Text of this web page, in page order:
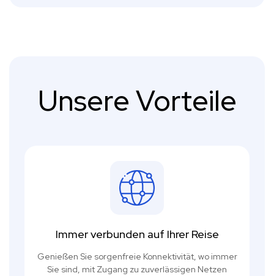
Unsere Vorteile
Immer verbunden auf Ihrer Reise
Genießen Sie sorgenfreie Konnektivität, wo immer
Sie sind, mit Zugang zu zuverlässigen Netzen